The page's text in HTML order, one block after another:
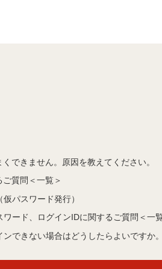
できません。原因を教えてください。
質問＜一覧＞
パスワード発行）
ード、ログインIDに関するご質問＜一
できない場合はどうしたらよいですか。